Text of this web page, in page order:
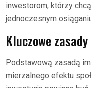
inwestorom, którzy
jednoczesnym
Kluczowe
Podstawową zasadą
mierzalnego efektu